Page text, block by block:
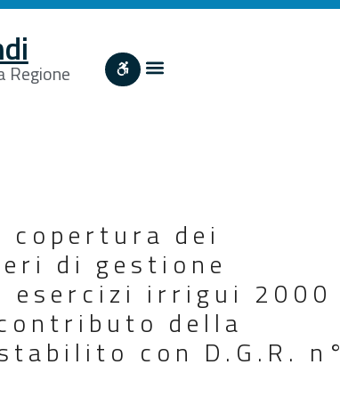
Regione
copertura dei
di gestione
esercizi irrigui 2000
della
con D.G.R. n°